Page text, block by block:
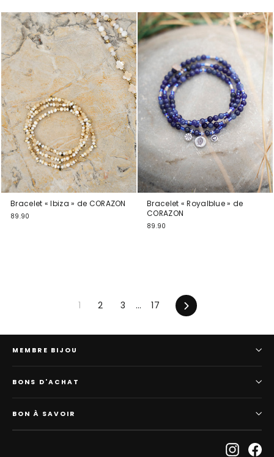
Bracelet « Ibiza » de CORAZON
89.90
Bracelet « Royalblue » de
CORAZON
89.90
1 2 3 … 17
En
avant
MEMBRE BIJOU
BONS D'ACHAT
BON À SAVOIR